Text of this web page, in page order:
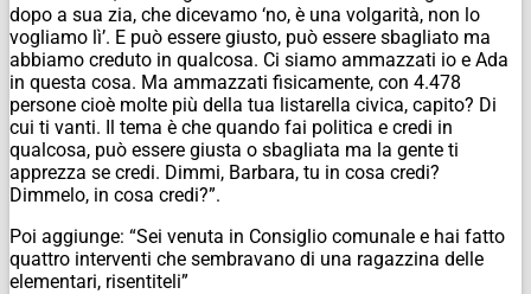
dopo a sua zia, che dicevamo ‘no, è una volgarità, non lo
vogliamo lì’. E può essere giusto, può essere sbagliato ma
abbiamo creduto in qualcosa. Ci siamo ammazzati io e Ada
in questa cosa. Ma ammazzati fisicamente, con 4.478
persone cioè molte più della tua listarella civica, capito? Di
cui ti vanti. Il tema è che quando fai politica e credi in
qualcosa, può essere giusta o sbagliata ma la gente ti
apprezza se credi. Dimmi, Barbara, tu in cosa credi?
Dimmelo, in cosa credi?”.
Poi aggiunge: “Sei venuta in Consiglio comunale e hai fatto
quattro interventi che sembravano di una ragazzina delle
elementari, risentiteli”